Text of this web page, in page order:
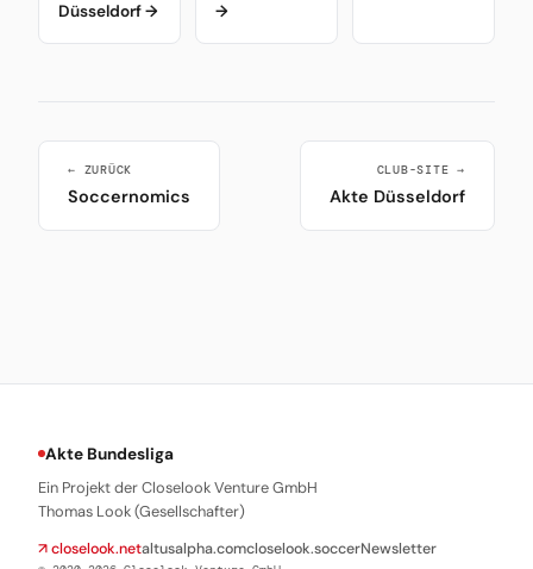
Düsseldorf →
→
← ZURÜCK
Soccernomics
CLUB-SITE →
Akte Düsseldorf
Akte Bundesliga
Ein Projekt der Closelook Venture GmbH
Thomas Look (Gesellschafter)
↗ closelook.netaltusalpha.comcloselook.soccerNewsletter